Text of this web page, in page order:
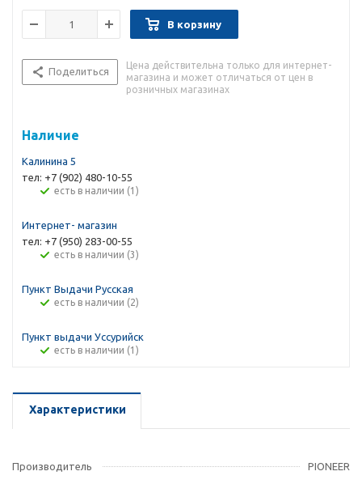
В корзину
Поделиться
Цена действительна только для интернет-
магазина и может отличаться от цен в
розничных магазинах
Наличие
Калинина 5
тел: +7 (902) 480-10-55
Есть в наличии (1)
Интернет- магазин
тел: +7 (950) 283-00-55
Есть в наличии (3)
Пункт Выдачи Русская
Есть в наличии (2)
Пункт выдачи Уссурийск
Есть в наличии (1)
Характеристики
Производитель PIONEER